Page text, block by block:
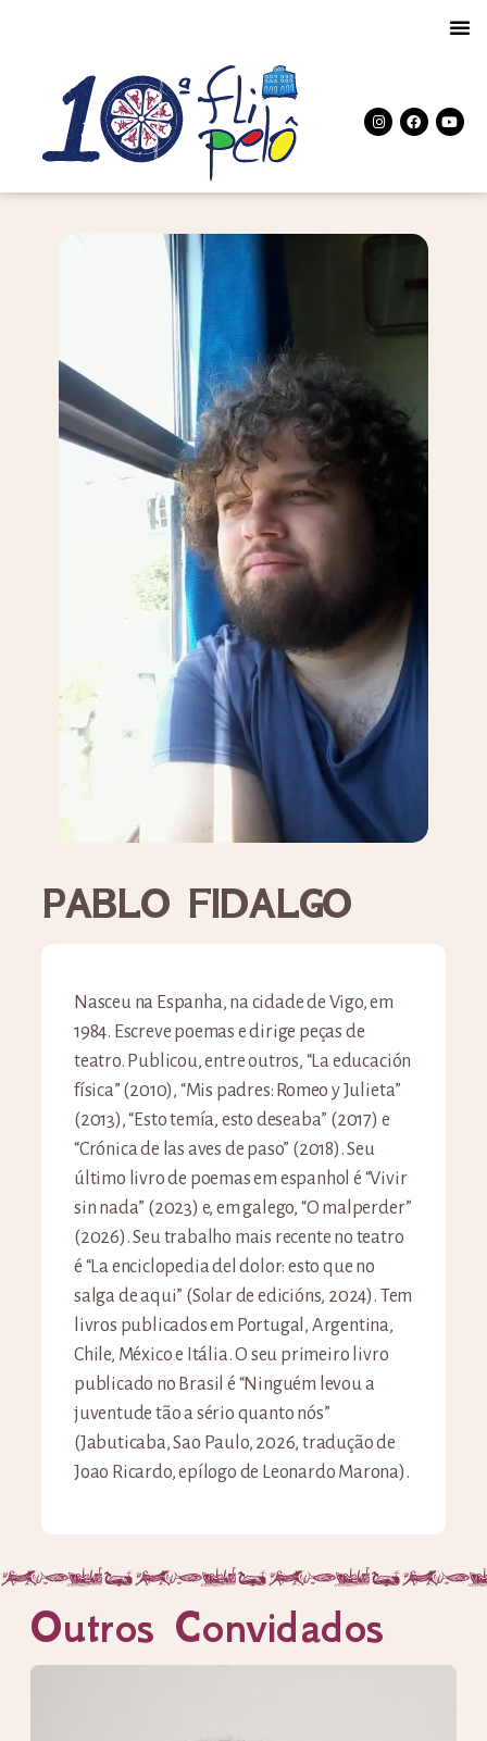
PABLO FIDALGO
Nasceu na Espanha, na cidade de Vigo, em
1984. Escreve poemas e dirige peças de
teatro. Publicou, entre outros, “La educación
física” (2010), “Mis padres: Romeo y Julieta”
(2013), “Esto temía, esto deseaba” (2017) e
“Crónica de las aves de paso” (2018). Seu
último livro de poemas em espanhol é “Vivir
sin nada” (2023) e, em galego, “O malperder”
(2026). Seu trabalho mais recente no teatro
é “La enciclopedia del dolor: esto que no
salga de aqui” (Solar de edicións, 2024). Tem
livros publicados em Portugal, Argentina,
Chile, México e Itália. O seu primeiro livro
publicado no Brasil é “Ninguém levou a
juventude tão a sério quanto nós”
(Jabuticaba, Sao Paulo, 2026, tradução de
Joao Ricardo, epílogo de Leonardo Marona).
Outros Convidados